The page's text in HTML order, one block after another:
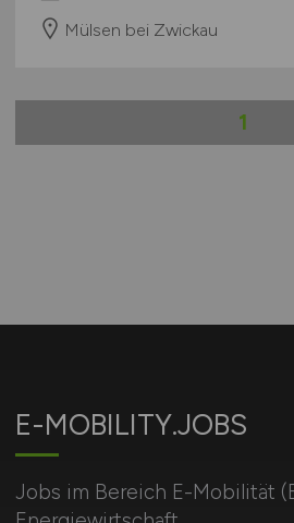
Mülsen bei Zwickau
1
E-MOBILITY.JOBS
Jobs im Bereich E-Mobilität